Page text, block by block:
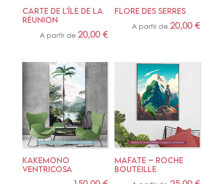
CARTE DE L’ÎLE DE LA
RÉUNION
A partir de 20,00 €
FLORE DES SERRES
A partir de20,00€
KAKEMONO
VENTRICOSA
MAFATE – ROCHE
BOUTEILLE